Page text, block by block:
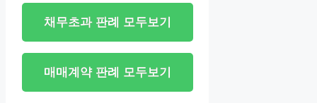
채무초과 판례 모두보기
매매계약 판례 모두보기